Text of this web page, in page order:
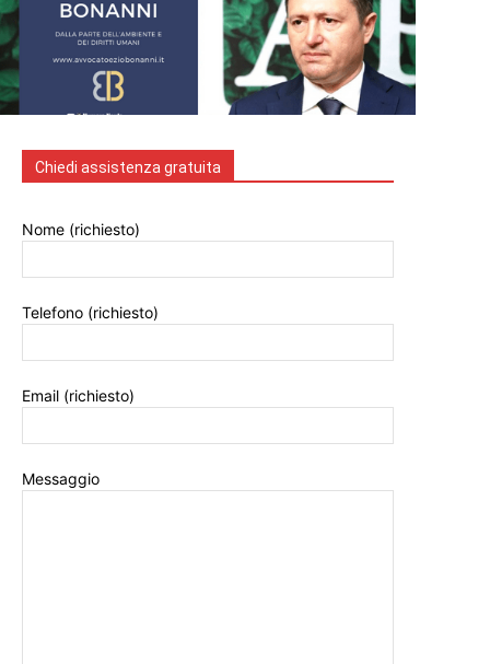
Chiedi assistenza gratuita
Nome (richiesto)
Telefono (richiesto)
Email (richiesto)
Messaggio